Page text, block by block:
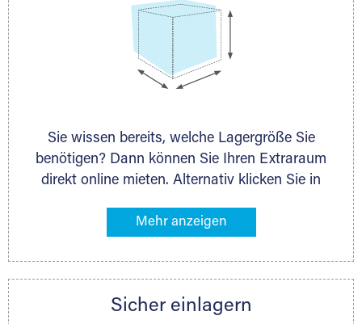
Sie wissen bereits, welche Lagergröße Sie
benötigen? Dann können Sie Ihren Extraraum
direkt online mieten. Alternativ klicken Sie in
Gegenstände an, die Sie einlagern möchten –
ermittelt. Natürlich steht Ihnen Ihr Extraraum
persönlich hinsichtlich Lagervolumen und zu
Sicher einlagern